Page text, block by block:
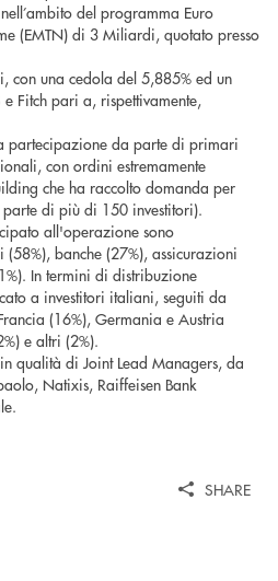
del programma Euro
(EMTN) di 3 Miliardi, quotato presso
con una cedola del 5,885% ed un
Fitch pari a, rispettivamente,
partecipazione da parte di primari
con ordini estremamente
che ha raccolto domanda per
di più di 150 investitori).
all'operazione sono
banche (27%), assicurazioni
In termini di distribuzione
a investitori italiani, seguiti da
(16%), Germania e Austria
e altri (2%).
qualità di Joint Lead Managers, da
Natixis, Raiffeisen Bank
SHARE